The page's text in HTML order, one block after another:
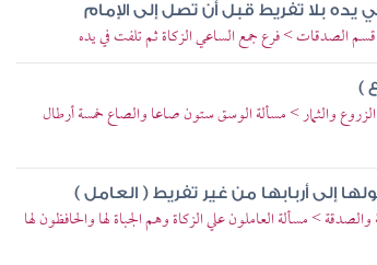
بلا تفريط قبل أن تصل إلى الإمام
الصدقات > فرع جمع الساعي الزكاة ثم تلفت في يده
)
والثمار > مسألة الوسق ستون صاعا والصاع خمسة أرطال
إلى أربابها من غير تفريط ( العامل )
> مسألة العاملون علي الزكاة وهم الجباة لها والحافظون لها